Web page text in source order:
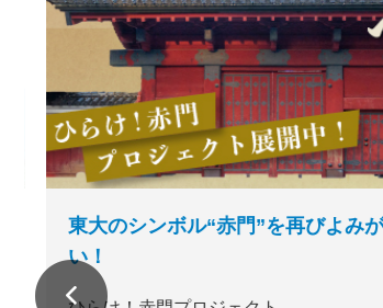
東大のシンボル“赤門”を再びよみが
い！